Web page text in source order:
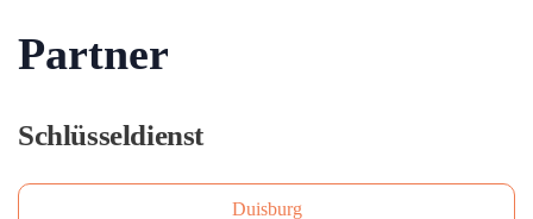
Partner
Schlüsseldienst
Duisburg